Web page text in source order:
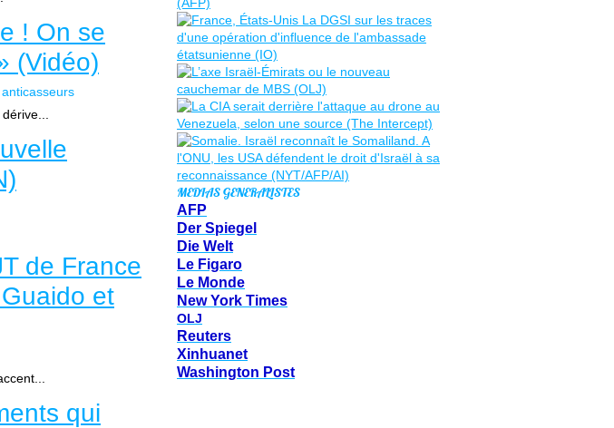
! On se
(Vidéo)
de France
et
qui
MEDIAS GENERALISTES
AFP
Der Spiegel
Die Welt
Le Figaro
Le Monde
New York Times
OLJ
Reuters
Xinhuanet
Washington Post